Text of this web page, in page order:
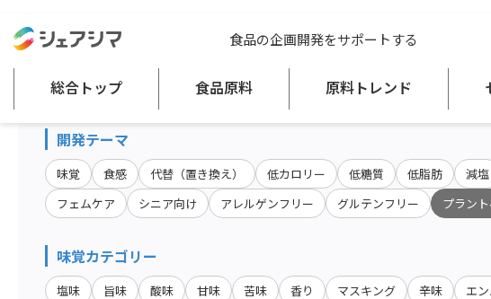
食品の企画開発をサポートする
総合トップ 食品原料 原料トレンド
原料・キーワード検索
開発テーマ
味覚 食感 代替（置き換え） 低カロリー 低糖質 低脂肪 減塩
フェムケア シニア向け アレルゲンフリー グルテンフリー プラント
味覚カテゴリー
塩味 旨味 酸味 甘味 苦味 香り マスキング 辛味 エ